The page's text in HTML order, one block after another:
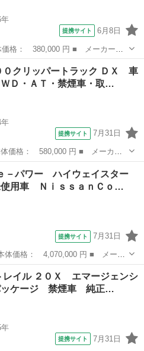
提携サイト 6月8日
グレード名： １５Ｇ オート
ルミホイール オートライト
０クリッパートラック ＤＸ 車
Ｄ・ＡＴ・禁煙車・取…
年
提携サイト 7月31日
クリッパートラック ■ グレー
ＡＴ・禁煙車・取扱説明書・運
－パワー ハイウェイスター
用車 ＮｉｓｓａｎＣｏ…
提携サイト 7月31日
■ グレード名： ｅ－パワー
車 ＮｉｓｓａｎＣｏｎｎｅｃｔ
レイル ２０Ｘ エマージェンシ
ッケージ 禁煙車 純正…
提携サイト 7月31日